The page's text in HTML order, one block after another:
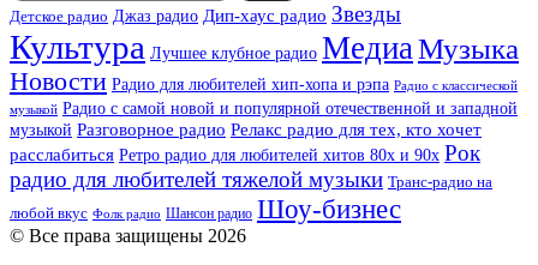
Детское радио Джаз радио Дип-хаус радио Звезды
Культура Лучшее клубное радио МедиаМузыка
Новости Радио для любителей хип-хопа и рэпа Радио с классической
музыкой Радио с самой новой и популярной отечественной и западной
музыкой Разговорное радио Релакс радио для тех, кто хочет
расслабиться Ретро радио для любителей хитов 80х и 90х Рок
радио для любителей тяжелой музыки Транс-радио на
любой вкус Фолк радио Шансон радио Шоу-бизнес
© Все права защищены 2026